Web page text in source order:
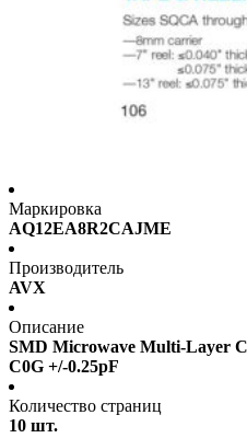
Маркировка
AQ12EA8R2CAJME
Производитель
AVX
Описание
SMD Microwave Multi-Layer
C0G +/-0.25pF
Количество страниц
10 шт.